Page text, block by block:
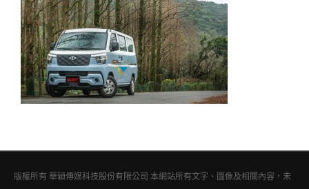
版權所有 華穎傳媒科技股份有限公司 本網站所有文字、圖像及相關內容，未